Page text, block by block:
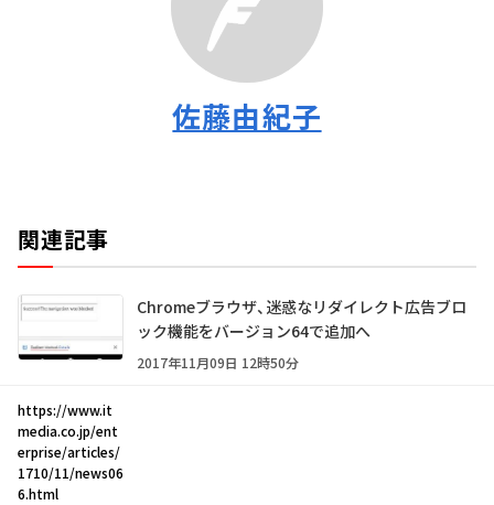
佐藤由紀子
関連記事
Chromeブラウザ、迷惑なリダイレクト広告ブロ
ック機能をバージョン64で追加へ
2017年11月09日 12時50分
https://www.it
media.co.jp/ent
erprise/articles/
1710/11/news06
6.html